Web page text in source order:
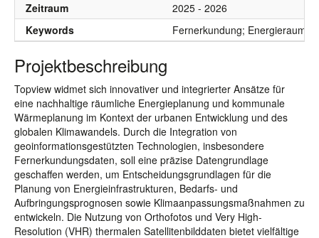
Zeitraum
2025 - 2026
Keywords
Fernerkundung;
Projektbeschreibung
Topview widmet sich innovativer und integrierter Ansätze für
eine nachhaltige räumliche Energieplanung und kommunale
Wärmeplanung im Kontext der urbanen Entwicklung und des
globalen Klimawandels. Durch die Integration von
geoinformationsgestützten Technologien, insbesondere
Fernerkundungsdaten, soll eine präzise Datengrundlage
geschaffen werden, um Entscheidungsgrundlagen für die
Planung von Energieinfrastrukturen, Bedarfs- und
Aufbringungsprognosen sowie Klimaanpassungsmaßnahmen zu
entwickeln. Die Nutzung von Orthofotos und Very High-
Resolution (VHR) thermalen Satellitenbilddaten bietet vielfältige